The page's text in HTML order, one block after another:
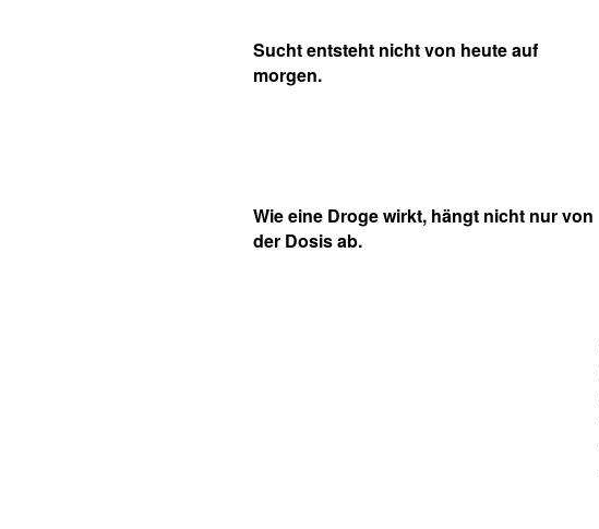
Sucht entsteht nicht von heute auf
morgen.
Wie eine Droge wirkt, hängt nicht nur von
der Dosis ab.